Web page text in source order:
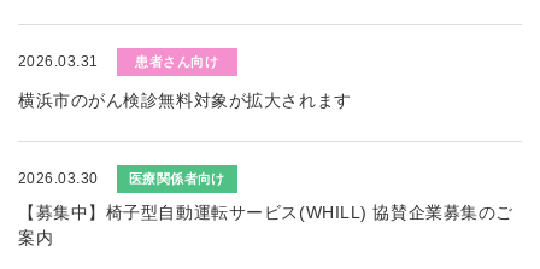
2026.03.31 患者さん向け
横浜市のがん検診無料対象が拡大されます
2026.03.30 医療関係者向け
【募集中】椅子型自動運転サービス(WHILL) 協賛企業募集のご
案内